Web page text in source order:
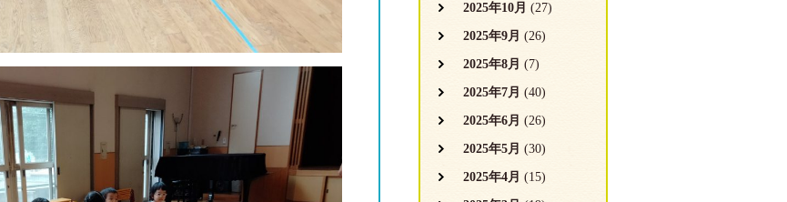
2025年10月 (27)
2025年9月 (26)
2025年8月 (7)
2025年7月 (40)
2025年6月 (26)
2025年5月 (30)
2025年4月 (15)